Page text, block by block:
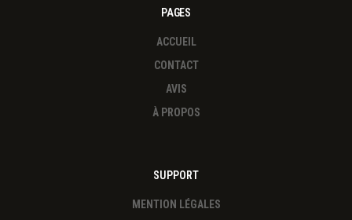
PAGES
ACCUEIL
CONTACT
AVIS
À PROPOS
SUPPORT
MENTION LÉGALES